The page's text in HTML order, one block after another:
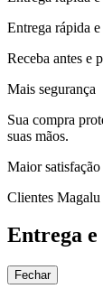
Entrega rápida e
Receba antes e
Mais segurança
Sua compra
suas mãos.
Maior satisfação
Clientes
Entrega
Fechar